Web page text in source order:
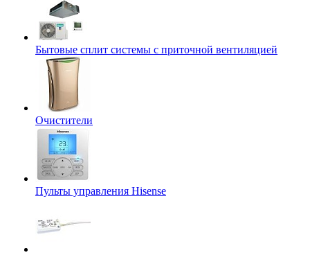
Бытовые сплит системы с приточной вентиляцией
Очистители
Пульты управления Hisense